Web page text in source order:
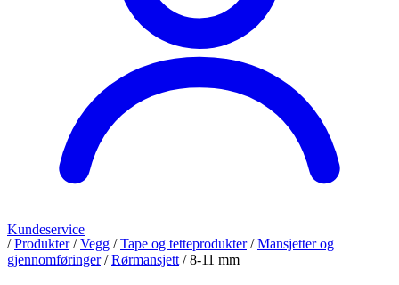
Kundeservice
/ Produkter / Vegg / Tape og tetteprodukter / Mansjetter og
gjennomføringer / Rørmansjett / 8-11 mm